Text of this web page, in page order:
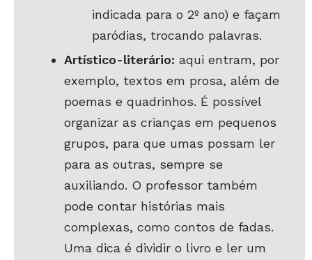
indicada para o 2º ano) e façam
paródias, trocando palavras.
Artístico-literário: aqui entram, por
exemplo, textos em prosa, além de
poemas e quadrinhos. É possível
organizar as crianças em pequenos
grupos, para que umas possam ler
para as outras, sempre se
auxiliando. O professor também
pode contar histórias mais
complexas, como contos de fadas.
Uma dica é dividir o livro e ler um